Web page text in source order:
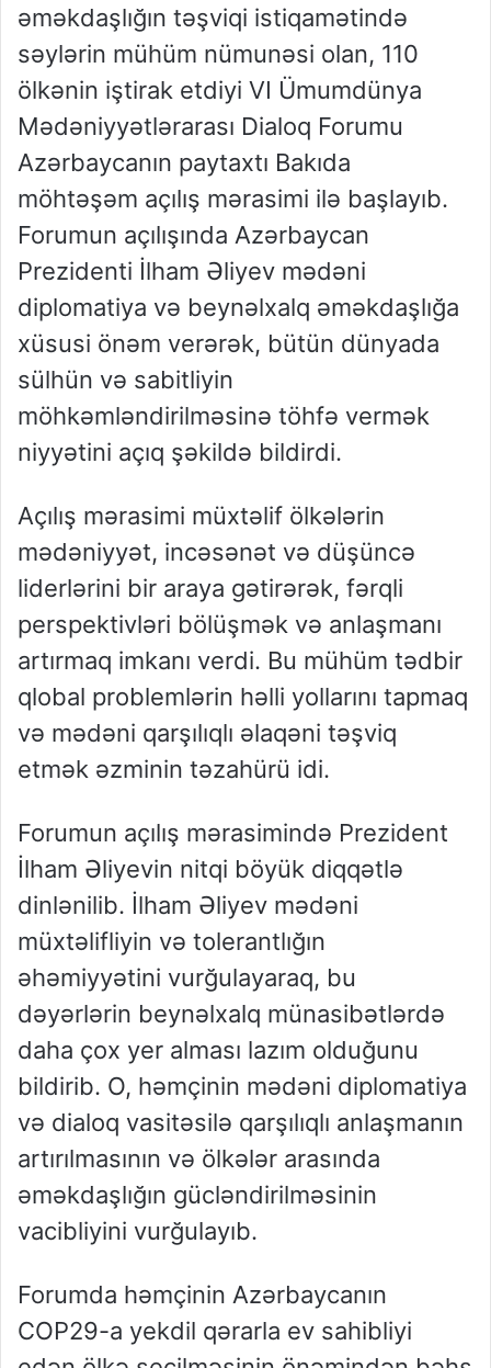
əməkdaşlığın təşviqi istiqamətində
səylərin mühüm nümunəsi olan, 110
ölkənin iştirak etdiyi VI Ümumdünya
Mədəniyyətlərarası Dialoq Forumu
Azərbaycanın paytaxtı Bakıda
möhtəşəm açılış mərasimi ilə başlayıb.
Forumun açılışında Azərbaycan
Prezidenti İlham Əliyev mədəni
diplomatiya və beynəlxalq əməkdaşlığa
xüsusi önəm verərək, bütün dünyada
sülhün və sabitliyin
möhkəmləndirilməsinə töhfə vermək
niyyətini açıq şəkildə bildirdi.
Açılış mərasimi müxtəlif ölkələrin
mədəniyyət, incəsənət və düşüncə
liderlərini bir araya gətirərək, fərqli
perspektivləri bölüşmək və anlaşmanı
artırmaq imkanı verdi. Bu mühüm tədbir
qlobal problemlərin həlli yollarını tapmaq
və mədəni qarşılıqlı əlaqəni təşviq
etmək əzminin təzahürü idi.
Forumun açılış mərasimində Prezident
İlham Əliyevin nitqi böyük diqqətlə
dinlənilib. İlham Əliyev mədəni
müxtəlifliyin və tolerantlığın
əhəmiyyətini vurğulayaraq, bu
dəyərlərin beynəlxalq münasibətlərdə
daha çox yer alması lazım olduğunu
bildirib. O, həmçinin mədəni diplomatiya
və dialoq vasitəsilə qarşılıqlı anlaşmanın
artırılmasının və ölkələr arasında
əməkdaşlığın gücləndirilməsinin
vacibliyini vurğulayıb.
Forumda həmçinin Azərbaycanın
COP29-a yekdil qərarla ev sahibliyi